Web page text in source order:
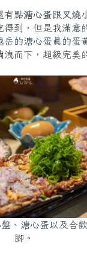
有點溏心蛋跟 叉燒
得到，但是我滿意
的溏心蛋真的蛋
而下，超級完美
、溏心蛋以及合
腳。